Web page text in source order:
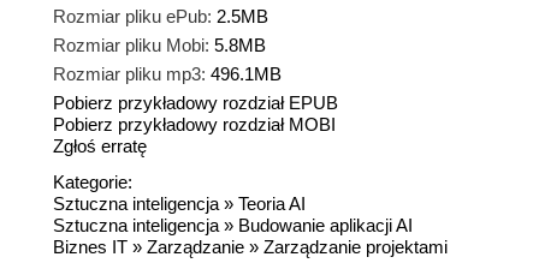
Rozmiar pliku ePub: 2.5MB
Rozmiar pliku Mobi: 5.8MB
Rozmiar pliku mp3: 496.1MB
Pobierz przykładowy rozdział EPUB
Pobierz przykładowy rozdział MOBI
Zgłoś erratę
Kategorie:
Sztuczna inteligencja» Teoria AI
Sztuczna inteligencja» Budowanie aplikacji AI
Biznes IT » Zarządzanie » Zarządzanie projektami